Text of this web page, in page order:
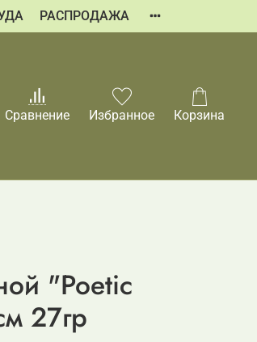
РАСПРОДАЖА
Сравнение Избранное Корзина
"Poetic
27гр